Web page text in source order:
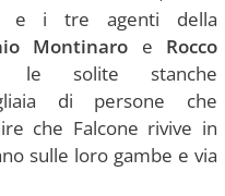
i tre agenti della
Montinaro e Rocco
le solite stanche
di persone che
che Falcone rivive in
sulle loro gambe e via